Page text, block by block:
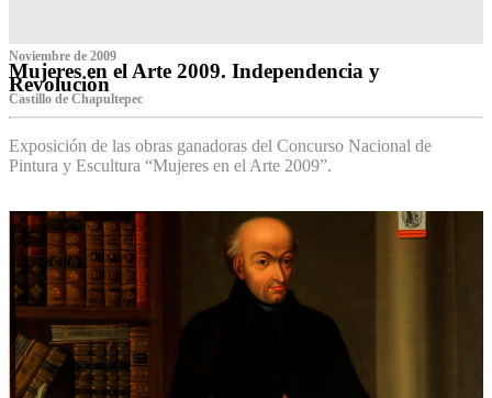
Noviembre de 2009
Mujeres en el Arte 2009. Independencia y
Revolución
Castillo de Chapultepec
Exposición de las obras ganadoras del Concurso Nacional de
Pintura y Escultura “Mujeres en el Arte 2009”.